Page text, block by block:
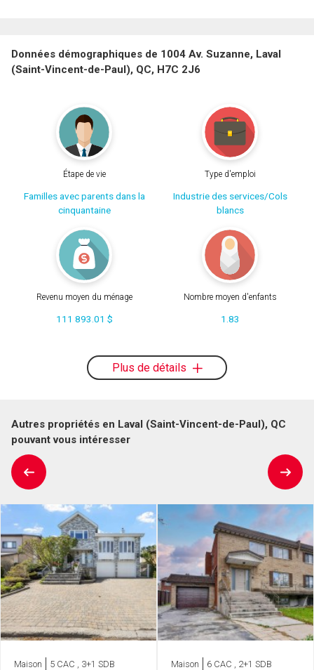
Données démographiques de 1004 Av. Suzanne, Laval
(Saint-Vincent-de-Paul), QC, H7C 2J6
Étape de vie
Familles avec parents dans la
cinquantaine
Type d'emploi
Industrie des services/Cols
blancs
Revenu moyen du ménage
111 893.01 $
Nombre moyen d'enfants
1.83
Plus de détails
Autres propriétés en Laval (Saint-Vincent-de-Paul), QC
pouvant vous intéresser
Maison 5 CAC , 3+1 SDB Maison 6 CAC , 2+1 SDB